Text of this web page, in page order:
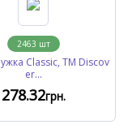
2463 шт
Classic, TM Discov
er...
278.32грн.